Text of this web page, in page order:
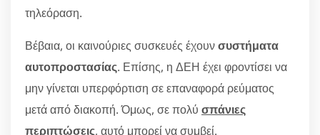
τηλεόραση.
Βέβαια, οι καινούριες συσκευές έχουνσυστήματα
αυτοπροστασίας. Επίσης, η ΔΕΗ έχει φροντίσει να
μην γίνεται υπερφόρτιση σε επαναφορά ρεύματος
μετά από διακοπή. Όμως, σε πολύ σπάνιες
περιπτώσεις, αυτό μπορεί να συμβεί.